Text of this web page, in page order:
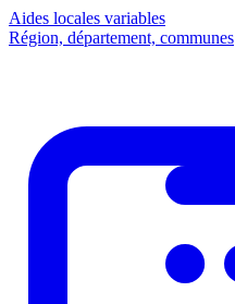
Aides locales variables
Région, département, communes